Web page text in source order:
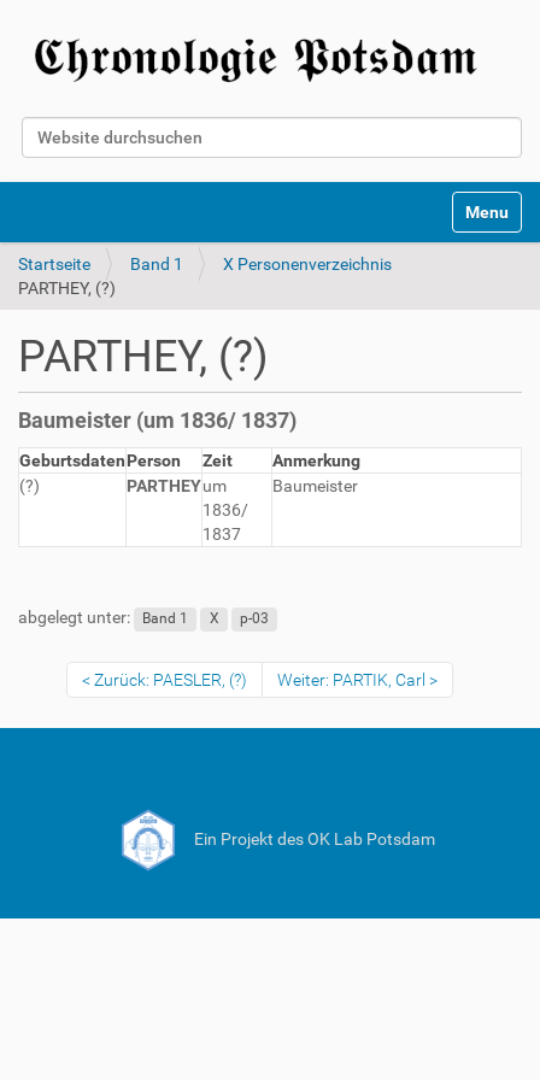
Website durchsuchen
Toggle
Startseite Band 1
X Personenverzeichnis
PARTHEY, (?)
PARTHEY, (?)
Baumeister (um 1836/ 1837)
GeburtsdatenPerson Zeit
Anmerkung
(?)
PARTHEYum
1836/
1837
Baumeister
abgelegt unter: Band 1 X p-03
Zurück: PAESLER, (?) Weiter: PARTIK, Carl
Ein Projekt des OK Lab Potsdam